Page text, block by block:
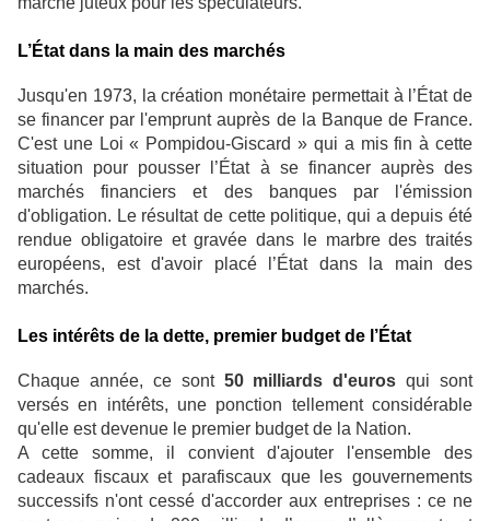
L’État dans la main des marchés
Jusqu'en 1973, la création monétaire permettait à l’État de
se financer par l'emprunt auprès de la Banque de France.
C'est une Loi « Pompidou-Giscard » qui a mis fin à cette
situation pour pousser l’État à se financer auprès des
marchés financiers et des banques par l'émission
d'obligation. Le résultat de cette politique, qui a depuis été
rendue obligatoire et gravée dans le marbre des traités
européens, est d'avoir placé l’État dans la main des
marchés.
Les intérêts de la dette, premier budget de l’État
Chaque année, ce sont 50 milliards d'euros qui sont
versés en intérêts, une ponction tellement considérable
qu'elle est devenue le premier budget de la Nation.
A cette somme, il convient d'ajouter l'ensemble des
cadeaux fiscaux et parafiscaux que les gouvernements
successifs n'ont cessé d'accorder aux entreprises : ce ne